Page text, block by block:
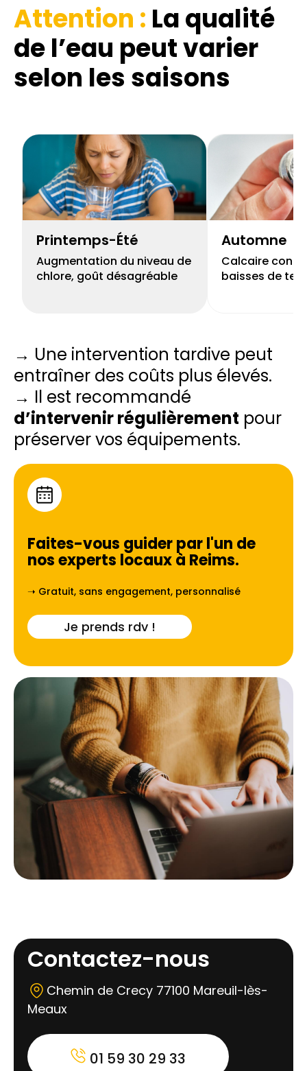
Attention : La qualité
de l’eau peut varier
selon les saisons
Printemps-Été
Augmentation du niveau de
chlore, goût désagréable
Automne
Calcaire
baisses de
→ Une intervention tardive peut
entraîner des coûts plus élevés.
→ Il est recommandé
d’intervenir régulièrement pour
préserver vos équipements.
Faites-vous guider par l'un de
nos experts locaux à Reims.
➝ Gratuit, sans engagement, personnalisé
Je prends rdv !
Contactez-nous
Chemin de Crecy 77100 Mareuil-lès-
Meaux
01 59 30 29 33